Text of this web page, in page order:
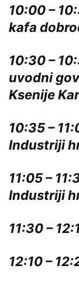
10:00 –
kafa
10:30 –
uvodni
Ksenije
10:35 –
Industriji
11:05 –
Industriji
11:30 –
12:10 –